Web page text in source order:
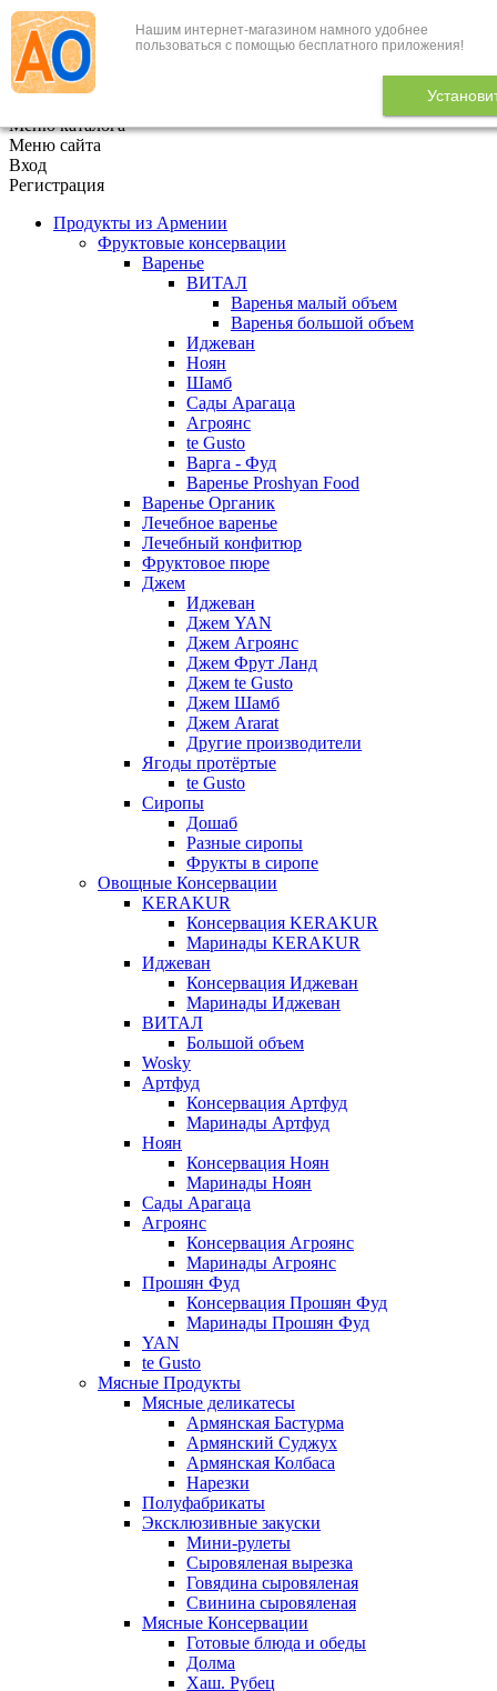
Нашим интернет-магазином намного удобнее
пользоваться с помощью бесплатного приложения!
+7 (495) 646-888-1
В корзине 0
Меню каталога
Меню сайта
Вход
Регистрация
Продукты из Армении
Фруктовые консервации
Варенье
ВИТАЛ
Варенья малый объем
Варенья большой объем
Иджеван
Ноян
Шамб
Сады Арагаца
Агроянс
te Gusto
Варга - Фуд
Варенье Proshyan Food
Варенье Органик
Лечебное варенье
Лечебный конфитюр
Фруктовое пюре
Джем
Иджеван
Джем YAN
Джем Агроянс
Джем Фрут Ланд
Джем te Gusto
Джем Шамб
Джем Ararat
Другие производители
Ягоды протёртые
te Gusto
Сиропы
Дошаб
Разные сиропы
Фрукты в сиропе
Овощные Консервации
KERAKUR
Консервация KERAKUR
Маринады KERAKUR
Иджеван
Консервация Иджеван
Маринады Иджеван
ВИТАЛ
Большой объем
Wosky
Артфуд
Консервация Артфуд
Маринады Артфуд
Ноян
Консервация Ноян
Маринады Ноян
Сады Арагаца
Агроянс
Консервация Агроянс
Маринады Агроянс
Прошян Фуд
Консервация Прошян Фуд
Маринады Прошян Фуд
YAN
te Gusto
Мясные Продукты
Мясные деликатесы
Армянская Бастурма
Армянский Суджух
Армянская Колбаса
Нарезки
Полуфабрикаты
Эксклюзивные закуски
Мини-рулеты
Сыровяленая вырезка
Говядина сыровяленая
Свинина сыровяленая
Мясные Консервации
Готовые блюда и обеды
Долма
Хаш. Рубец